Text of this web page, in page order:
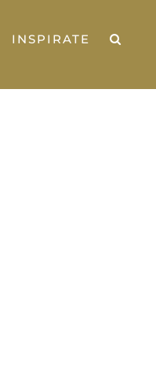
INSPIRATE